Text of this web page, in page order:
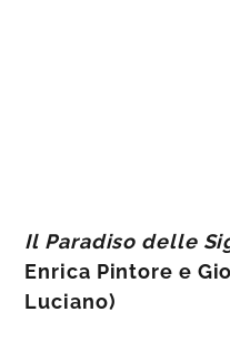
Il Paradiso delle
Enrica Pintore e
Luciano)